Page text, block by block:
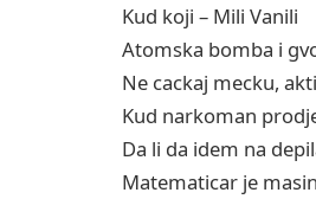
Kud koji – Mili Vanili
Atomska bomba i
Ne cackaj mecku,
Kud narkoman
Da li da idem na
Matematicar je